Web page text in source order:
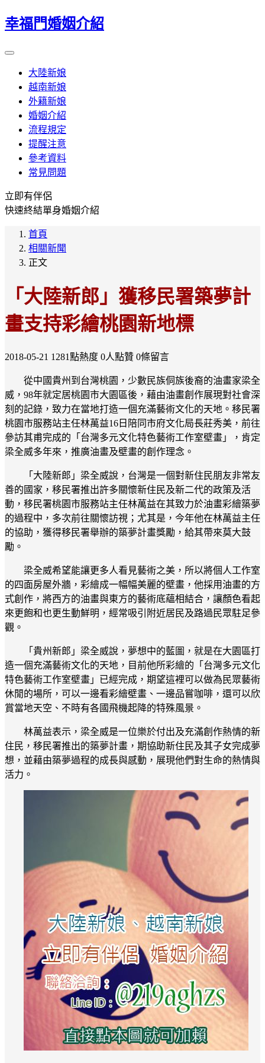
幸福門婚姻介紹
大陸新娘
越南新娘
外籍新娘
婚姻介紹
流程規定
提醒注意
參考資料
常見問題
立即有伴侶
快速終結單身婚姻介紹
首頁
相關新聞
正文
「大陸新郎」獲移民署築夢計
畫支持彩繪桃園新地標
2018-05-21 1281點熱度 0人點贊 0條留言
從中國貴州到台灣桃園，少數民族侗族後裔的油畫家梁全
威，98年就定居桃園市大園區後，藉由油畫創作展現對社會深
刻的記錄，致力在當地打造一個充滿藝術文化的天地。移民署
桃園市服務站主任林萬益16日陪同市府文化局長莊秀美，前往
參訪其甫完成的「台灣多元文化特色藝術工作室壁畫」，肯定
梁全威多年來，推廣油畫及壁畫的創作理念。
「大陸新郎」梁全威說，台灣是一個對新住民朋友非常友
善的國家，移民署推出許多關懷新住民及新二代的政策及活
動，移民署桃園市服務站主任林萬益在其致力於油畫彩繪築夢
的過程中，多次前往關懷訪視；尤其是，今年他在林萬益主任
的協助，獲得移民署舉辦的築夢計畫獎勵，給其帶來莫大鼓
勵。
梁全威希望能讓更多人看見藝術之美，所以將個人工作室
的四面房屋外牆，彩繪成一幅幅美麗的壁畫，他採用油畫的方
式創作，將西方的油畫與東方的藝術底蘊相結合，讓顏色看起
來更飽和也更生動鮮明，經常吸引附近居民及路過民眾駐足參
觀。
「貴州新郎」梁全威說，夢想中的藍圖，就是在大園區打
造一個充滿藝術文化的天地，目前他所彩繪的「台灣多元文化
特色藝術工作室壁畫」已經完成，期望這裡可以做為民眾藝術
休閒的場所，可以一邊看彩繪壁畫、一邊品嘗咖啡，還可以欣
賞當地天空、不時有各國飛機起降的特殊風景。
林萬益表示，梁全威是一位樂於付出及充滿創作熱情的新
住民，移民署推出的築夢計畫，期協助新住民及其子女完成夢
想，並藉由築夢過程的成長與感動，展現他們對生命的熱情與
活力。